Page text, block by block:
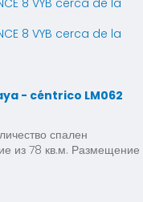
- céntrico LM062
спален
из 78 кв.м. Размещение